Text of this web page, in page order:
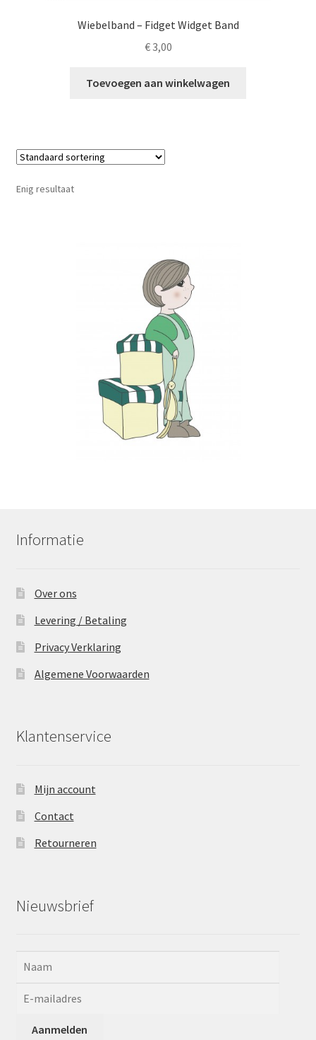
Wiebelband – Fidget Widget Band
€3,00
Toevoegen aan winkelwagen
Enig resultaat
Informatie
Over ons
Levering / Betaling
Privacy Verklaring
Algemene Voorwaarden
Klantenservice
Mijn account
Contact
Retourneren
Nieuwsbrief